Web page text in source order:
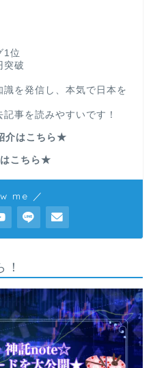
1位
突破
識を発信し、本気で日本を
事を読みやすいです！
介はこちら★
こちら★
me ／